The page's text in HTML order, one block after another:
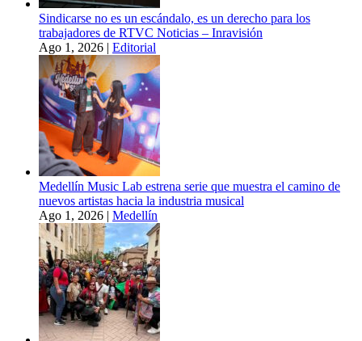
Sindicarse no es un escándalo, es un derecho para los
trabajadores de RTVC Noticias – Inravisión
Ago 1, 2026 | Editorial
Medellín Music Lab estrena serie que muestra el camino de
nuevos artistas hacia la industria musical
Ago 1, 2026 | Medellín